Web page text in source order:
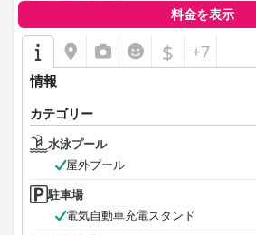
料金を表示
$ +7
情報
カテゴリー
水泳プール
屋外プール
駐車場
電気自動車充電スタンド